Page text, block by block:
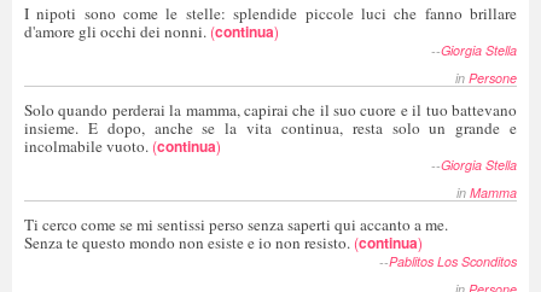
I nipoti sono come le stelle: splendide piccole luci che fanno brillare
d'amore gli occhi dei nonni. (continua)
--Giorgia Stella
in Persone
Solo quando perderai la mamma, capirai che il suo cuore e il tuo battevano
insieme. E dopo, anche se la vita continua, resta solo un grande e
incolmabile vuoto. (continua)
--Giorgia Stella
in Mamma
Ti cerco come se mi sentissi perso senza saperti qui accanto a me.
Senza te questo mondo non esiste e io non resisto. (continua)
--Pablitos Los Sconditos